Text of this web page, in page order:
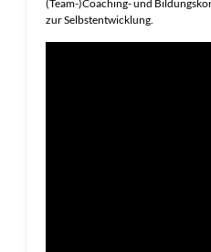
(Team-)Coaching- und
zur Selbstentwicklung.